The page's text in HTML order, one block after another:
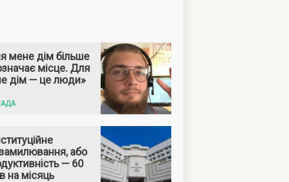
мене дім більше
місце. Для
дім — це люди»
або
— 60
на місяць